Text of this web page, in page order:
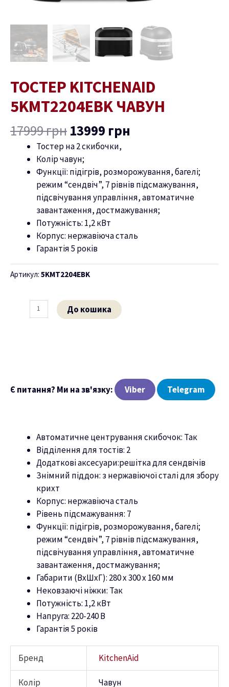
ТОСТЕР KITCHENAID
5KMT2204EBK ЧАВУН
17999грн 13999 грн
Тостер на 2 скибочки,
Колірчавун;
Функції: підігрів, розморожування, багелі;
режим “сендвіч”, 7рівнів підсмажування,
підсвічування управління, автоматичне
завантаження, достмажування;
Потужність: 1,2кВт
Корпус: нержавіюча сталь
Гарантія 5 років
Артикул: 5KMT2204EBK
До кошика
Є питання? Ми на зв'язку: Viber Telegram
Автоматичне центрування скибочок: Так
Відділення для тостів: 2
Додаткові аксесуари:решітка длясендвічів
Знімний піддон: з нержавіючої сталі для збору
крихт
Корпус: нержавіюча сталь
Рівень підсмажування: 7
Функції: підігрів, розморожування, багелі;
режим “сендвіч”, 7рівнів підсмажування,
підсвічування управління, автоматичне
завантаження, достмажування;
Габарити (ВхШхГ): 280x300x 160мм
Нековзаючі ніжки: Так
Потужність: 1,2кВт
Напруга: 220-240 В
Гарантія 5 років
Бренд KitchenAid
Колір Чавун